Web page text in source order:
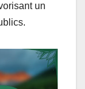
un